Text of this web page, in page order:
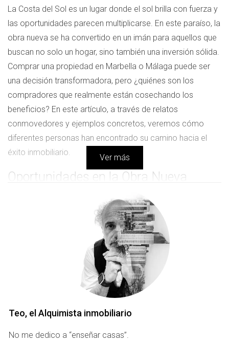
La Costa del Sol es un lugar donde el sol brilla con fuerza y
las oportunidades parecen multiplicarse. En este paraíso, la
obra nueva se ha convertido en un imán para aquellos que
buscan no solo un hogar, sino también una inversión sólida.
Comprar una propiedad en Marbella o Málaga puede ser
una decisión transformadora, pero ¿quiénes son los
compradores que realmente están cosechando los
beneficios? En este artículo, a través de relatos
conmovedores y ejemplos concretos, veremos cómo
diferentes personas han encontrado su camino hacia el
éxito inmobiliario.
Oportunidades en la Obra Nueva
Invertir en obra nueva en la Costa del Sol no solo implica
adquirir un inmueble; significa abrir la puerta a un estilo de
vida deseado. Las propiedades de obra nueva ofrecen
ventajas significativas, desde diseños modernos hasta
instalaciones de última generación. Además, la posibilidad
de personalizar tu hogar desde el principio es un atractivo
bullicio de la ciudad y buscar un nuevo comienzo en
Ver más
Teo, el Alquimista inmobiliario
No me dedico a “enseñar casas”.